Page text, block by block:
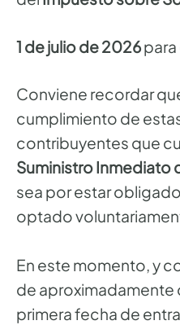
1 de julio de 2026para
Conviene recordar
cumplimiento de
contribuyentes que
Suministro Inmediato
sea por estar
optado
En este momento, y
de aproximadamente
primera fecha de